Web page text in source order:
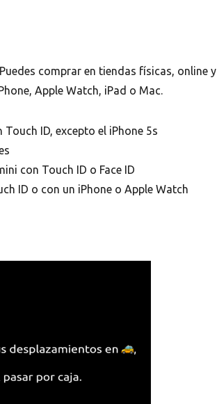
comprar en tiendas físicas, online y
Apple Watch, iPad o Mac.
ID, excepto el iPhone 5s
con Touch ID o Face ID
ID o con un iPhone o Apple Watch